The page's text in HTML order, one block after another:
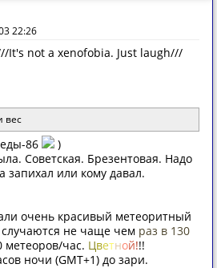
22:26
It's not a xenofobia. Just laugh///
вес
86
)
Советская. Брезентовая. Надо
запихал или кому давал.
очень красивый метеоритный
не чаще чем раз в 130
час. Цветной!!!
ночи (GMT+1) до зари.